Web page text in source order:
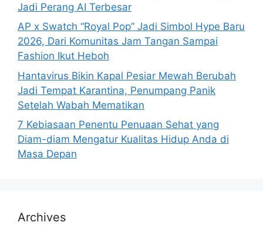
Jadi Perang AI Terbesar
AP x Swatch “Royal Pop” Jadi Simbol Hype Baru
2026, Dari Komunitas Jam Tangan Sampai
Fashion Ikut Heboh
Hantavirus Bikin Kapal Pesiar Mewah Berubah
Jadi Tempat Karantina, Penumpang Panik
Setelah Wabah Mematikan
7 Kebiasaan Penentu Penuaan Sehat yang
Diam-diam Mengatur Kualitas Hidup Anda di
Masa Depan
Archives